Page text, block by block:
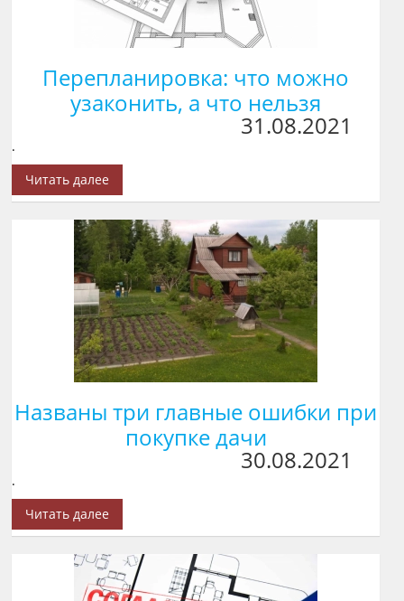
Перепланировка: что можно
узаконить, а что нельзя
31.08.2021
.
Читать далее
Названы три главные ошибки при
покупке дачи
30.08.2021
.
Читать далее